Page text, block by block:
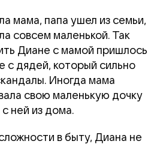
мама, папа ушел из семьи,
совсем маленькой. Так
Диане с мамой пришлось
с дядей, который сильно
Иногда мама
свою маленькую дочку
с ней из дома.
в быту, Диана не